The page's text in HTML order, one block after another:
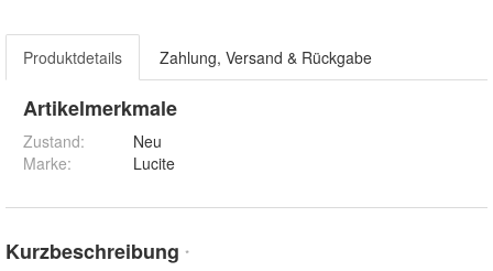
Produktdetails Zahlung, Versand & Rückgabe
Artikelmerkmale
Zustand:
Neu
Marke:
Lucite
Kurzbeschreibung *